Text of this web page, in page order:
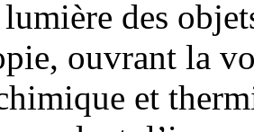
des
ouvrant la
et